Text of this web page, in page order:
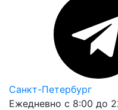
Санкт-Петербург
Ежедневно с 8:00 до